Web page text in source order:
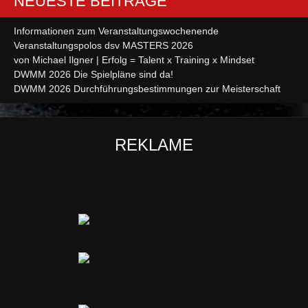
Informationen zum Veranstaltungswochenende
Veranstaltungspolos dsv MASTERS 2026
von Michael Ilgner | Erfolg = Talent x Training x Mindset
DWMM 2026 Die Spielpläne sind da!
DWMM 2026 Durchführungsbestimmungen zur Meisterschaft
REKLAME